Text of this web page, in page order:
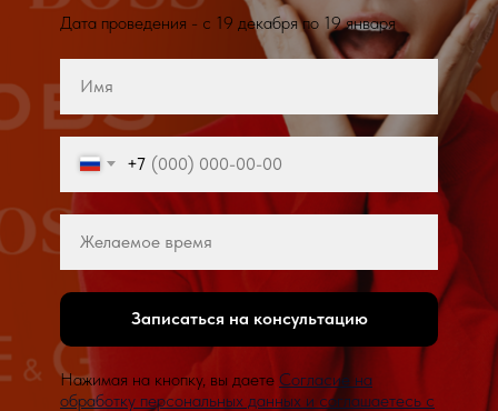
Дата проведения - с 19 декабря по 19 января
+7
Записаться на консультацию
Нажимая на кнопку, вы даете Согласие на
обработку персональных данных и соглашаетесь c